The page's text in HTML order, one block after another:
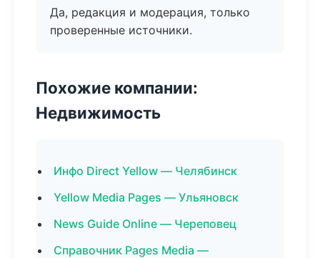
Да, редакция и модерация, только
проверенные источники.
Похожие компании:
Недвижимость
Инфо Direct Yellow — Челябинск
Yellow Media Pages — Ульяновск
News Guide Online — Череповец
Справочник Pages Media —